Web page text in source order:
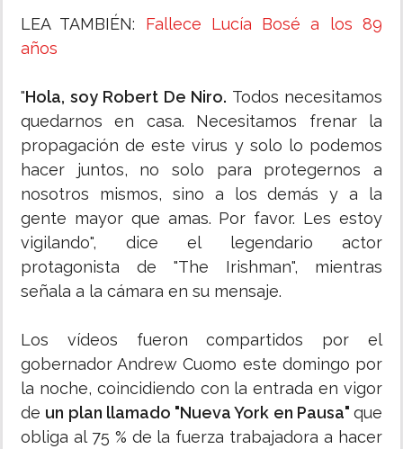
LEA TAMBIÉN: Fallece Lucía Bosé a los 89
años
"Hola, soy Robert De Niro. Todos necesitamos
quedarnos en casa. Necesitamos frenar la
propagación de este virus y solo lo podemos
hacer juntos, no solo para protegernos a
nosotros mismos, sino a los demás y a la
gente mayor que amas. Por favor. Les estoy
vigilando", dice el legendario actor
protagonista de "The Irishman", mientras
señala a la cámara en su mensaje.
Los vídeos fueron compartidos por el
gobernador Andrew Cuomo este domingo por
la noche, coincidiendo con la entrada en vigor
de un plan llamado "Nueva York en Pausa" que
obliga al 75 % de la fuerza trabajadora a hacer